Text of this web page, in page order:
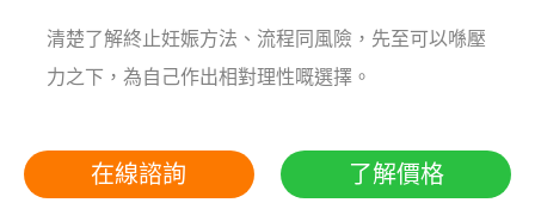
清楚了解終止妊娠方法、流程同風險，先至可以喺壓
力之下，為自己作出相對理性嘅選擇。
在線諮詢 了解價格